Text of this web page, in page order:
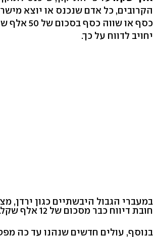
הקרובים, כל אדם שנכנס או יוצא
כסף או שווה
יחויב לדווח על כך.
במעברי הגבול היבשתיים כגון ירדן,
חובת דיווח כבר מסכום של 12 אלף שקל.
בנוסף, עולים חדשים שנהנו עד כה